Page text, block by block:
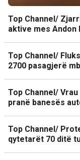
Top Channel/
aktive mes Andon
Top Channel/
2700 pasagjerë
Top Channel/
pranë banesës
Top Channel/
qytetarët 70 ditë